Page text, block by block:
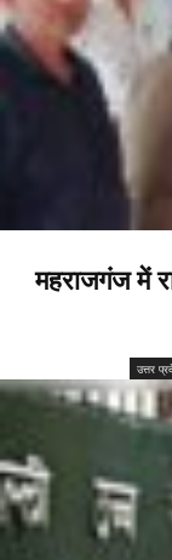
महराजगंज में
उत्तर